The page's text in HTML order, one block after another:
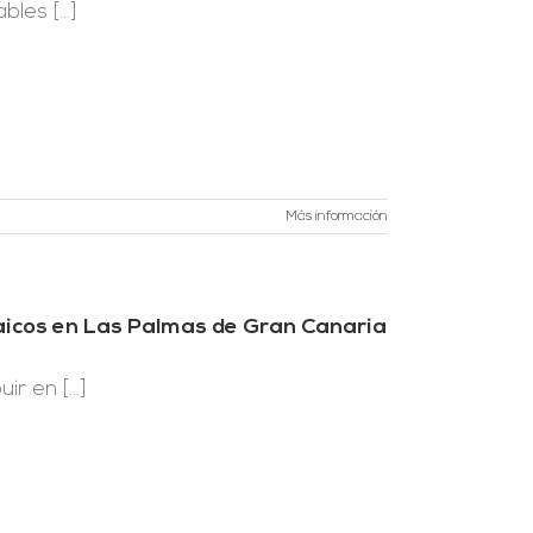
[...]
Más información
en Las Palmas de Gran Canaria
en [...]